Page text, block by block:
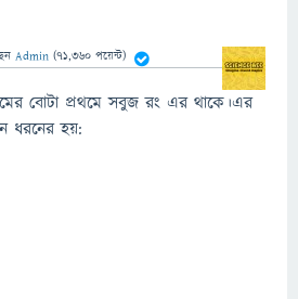
Admin (71,360 পয়েন্ট)
বোটা প্রথমে সবুজ রং এর থাকে।এর
ধরনের হয়: